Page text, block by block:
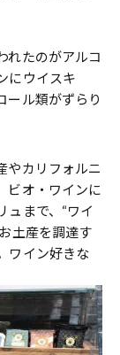
れたのがアルコ
にウイスキ
ール類がずらり
やカリフォルニ
ビオ・ワインに
ュまで、“ワイ
土産を調達す
ワイン好きな